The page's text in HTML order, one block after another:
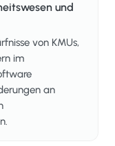
und
von KMUs,
im
an